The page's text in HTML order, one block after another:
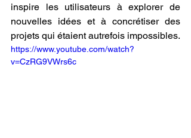
inspire les utilisateurs à explorer de
nouvelles idées et à concrétiser des
projets qui étaient autrefois impossibles.
https://www.youtube.com/watch?
v=CzRG9VWrs6c